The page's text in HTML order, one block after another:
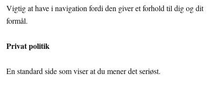
Vigtig at have i navigation fordi den giver et forhold til dig og dit
formål.
Privat politik
En standard side som viser at du mener det seriøst.